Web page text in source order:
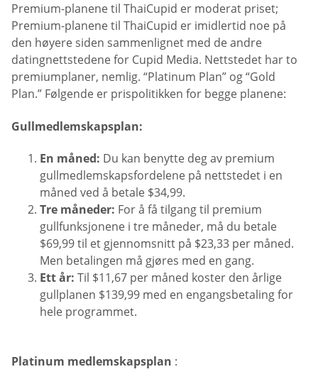
Premium-planene til ThaiCupid er moderat priset;
Premium-planene til ThaiCupid er imidlertid noe på
den høyere siden sammenlignet med de andre
datingnettstedene for Cupid Media. Nettstedet har to
premiumplaner, nemlig. “Platinum Plan” og “Gold
Plan.” Følgende er prispolitikken for begge planene:
Gullmedlemskapsplan:
En måned: Du kan benytte deg av premium
gullmedlemskapsfordelene på nettstedet i en
måned ved å betale $34,99.
Tre måneder: For å få tilgang til premium
gullfunksjonene i tre måneder, må du betale
$69,99 til et gjennomsnitt på $23,33 per måned.
Men betalingen må gjøres med en gang.
Ett år: Til $11,67 per måned koster den årlige
gullplanen $139,99 med en engangsbetaling for
hele programmet.
Platinum medlemskapsplan :